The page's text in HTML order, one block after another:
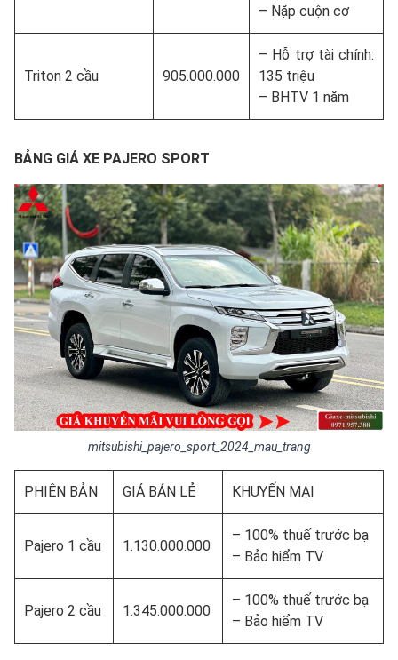
– Nặp cuộn cơ
Triton 2 cầu 905.000.000
– Hỗ trợ tài chính:
135 triệu
– BHTV 1 năm
BẢNG GIÁ XE PAJERO SPORT
mitsubishi_pajero_sport_2024_mau_trang
PHIÊN BẢN GIÁ BÁN LẺ KHUYẾN MẠI
Pajero 1 cầu 1.130.000.000
– 100% thuế trước bạ
– Bảo hiểm TV
Pajero 2 cầu 1.345.000.000
– 100% thuế trước bạ
– Bảo hiểm TV